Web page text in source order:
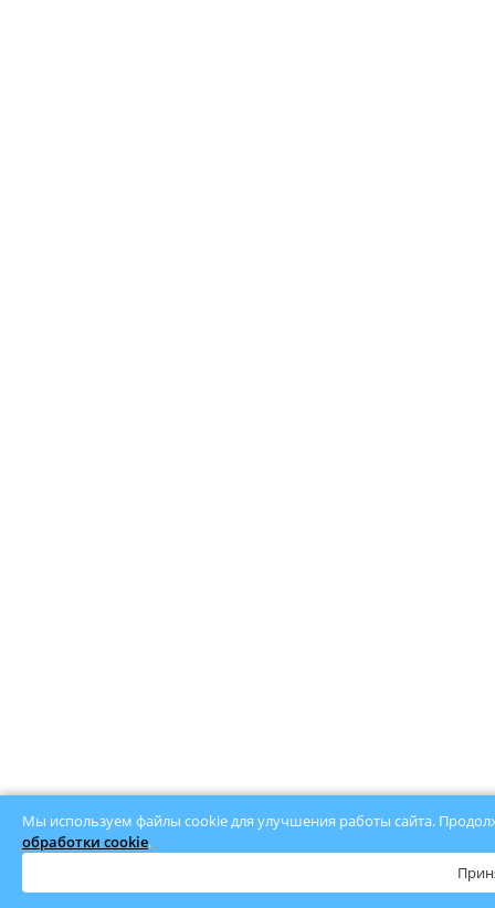
Мы используем файлы cookie для улучшения работы сайта.
обработки cookie.